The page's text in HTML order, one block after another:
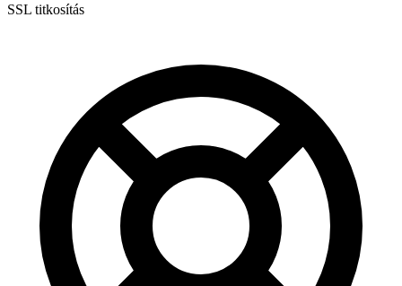
SSL titkosítás